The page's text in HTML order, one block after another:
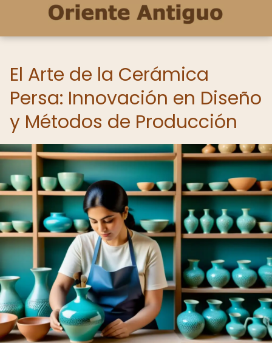
El Arte de la Cerámica
Persa: Innovación en Diseño
y Métodos de Producción